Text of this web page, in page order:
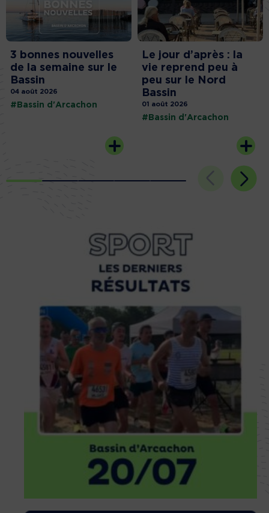
3 bonnes nouvelles
de la semaine sur le
Bassin
04 août 2026
#Bassin d'Arcachon
Le jour d’après : la
vie reprend peu à
peu sur le Nord
Bassin
01 août 2026
#Bassin d'Arcachon